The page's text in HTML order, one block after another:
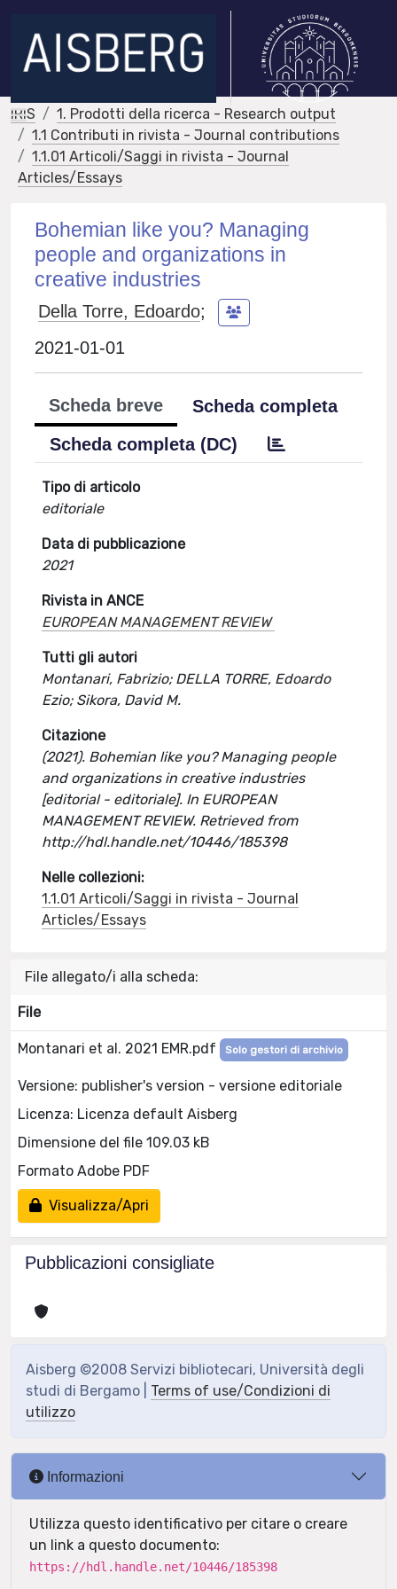
IRIS
1. Prodotti della ricerca - Research output
1.1 Contributi in rivista - Journal contributions
1.1.01 Articoli/Saggi in rivista - Journal
Articles/Essays
Bohemian like you? Managing
people and organizations in
creative industries
Della Torre, Edoardo;
2021-01-01
Scheda breve
Scheda completa
Scheda completa (DC)
Tipo di articolo
editoriale
Data di pubblicazione
2021
Rivista in ANCE
EUROPEAN MANAGEMENT REVIEW
Tutti gli autori
Montanari, Fabrizio; DELLA TORRE, Edoardo
Ezio; Sikora, David M.
Citazione
(2021). Bohemian like you? Managing people
and organizations in creative industries
[editorial - editoriale]. In EUROPEAN
MANAGEMENT REVIEW. Retrieved from
http://hdl.handle.net/10446/185398
Nelle collezioni:
1.1.01 Articoli/Saggi in rivista - Journal
Articles/Essays
File allegato/i alla scheda:
File
Montanari et al. 2021 EMR.pdf Solo gestori di archivio
Versione: publisher's version - versione editoriale
Licenza: Licenza default Aisberg
Dimensione del file 109.03 kB
Formato Adobe PDF
Visualizza/Apri
Pubblicazioni consigliate
Aisberg ©2008 Servizi bibliotecari, Università degli
studi di Bergamo | Terms of use/Condizioni di
utilizzo
Informazioni
Utilizza questo identificativo per citare o creare
un link a questo documento:
https://hdl.handle.net/10446/185398